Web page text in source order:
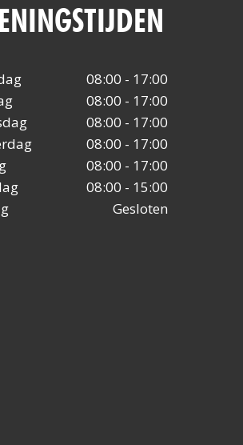
08:00 - 17:00
08:00 - 17:00
08:00 - 17:00
08:00 - 17:00
08:00 - 17:00
08:00 - 15:00
Gesloten